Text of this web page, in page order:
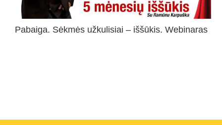
Pabaiga. Sėkmės užkulisiai – iššūkis. Webinaras